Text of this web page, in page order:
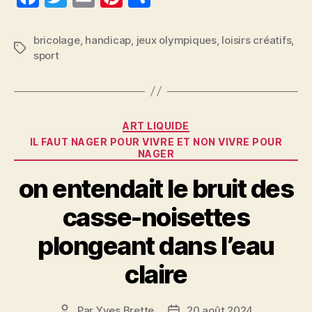
c
e
b
k
itt ai er
t
rt
g
Étiquettes
bricolage, handicap jeux olympiques, loisirs créatifs,
sport
Catégories
ART LIQUIDE
IL FAUT NAGER POUR VIVRE ET NON VIVRE POUR
NAGER
on entendait le bruit des
casse-noisettes
plongeant dans l’eau
claire